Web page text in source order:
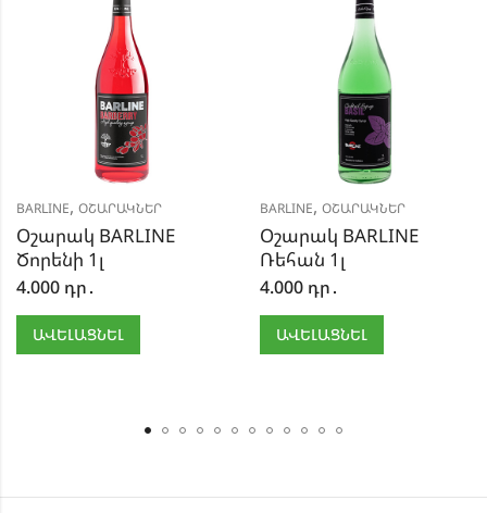
BARLINE, ՕՇԱՐԱԿՆԵՐ
Օշարակ BARLINE
Ծորենի 1լ
4.000 դր․
ԱՎԵԼԱՑՆԵԼ
BARLINE, ՕՇԱՐԱԿՆԵՐ
Օշարակ BARLINE
Ռեհան 1լ
4.000 դր․
ԱՎԵԼԱՑՆԵԼ